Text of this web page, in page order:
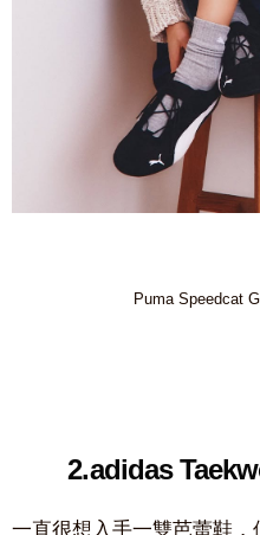
Puma Speedcat
2.adidas
一直很想入手一雙芭蕾鞋